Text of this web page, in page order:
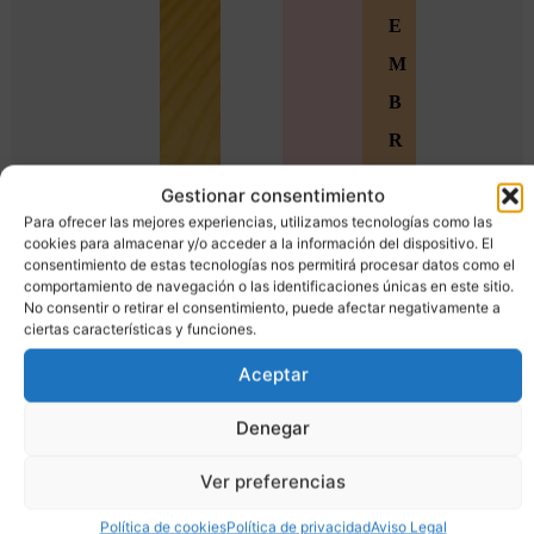
Gestionar consentimiento
Para ofrecer las mejores experiencias, utilizamos tecnologías como las
cookies para almacenar y/o acceder a la información del dispositivo. El
consentimiento de estas tecnologías nos permitirá procesar datos como el
comportamiento de navegación o las identificaciones únicas en este sitio.
No consentir o retirar el consentimiento, puede afectar negativamente a
ciertas características y funciones.
Aceptar
Denegar
Ver preferencias
Política de cookiesPolítica de privacidadAviso Legal
E
M
B
R
S
Ú
n
e
a